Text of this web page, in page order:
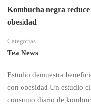
Kombucha negra
obesidad
Categorías
Tea News
Estudio demuestra
con obesidad Un estudio
consumo diario de